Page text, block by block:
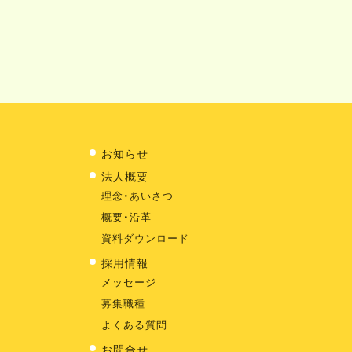
お知らせ
法人概要
理念・あいさつ
概要・沿革
資料ダウンロード
採用情報
メッセージ
募集職種
よくある質問